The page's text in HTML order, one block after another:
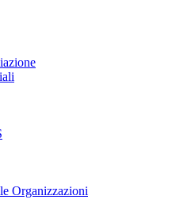
Organizzazioni